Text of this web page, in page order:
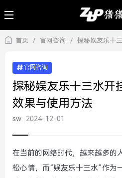
首页 / 官网咨询 / 探秘娱友乐十三
官网咨询
探秘娱友乐十三水开
效果与使用方法
sw 2024-12-01
在当前的网络时代，越来越多的
松心情，而“娱友乐十三水”作为